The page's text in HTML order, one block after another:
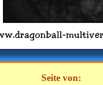
Seite von: